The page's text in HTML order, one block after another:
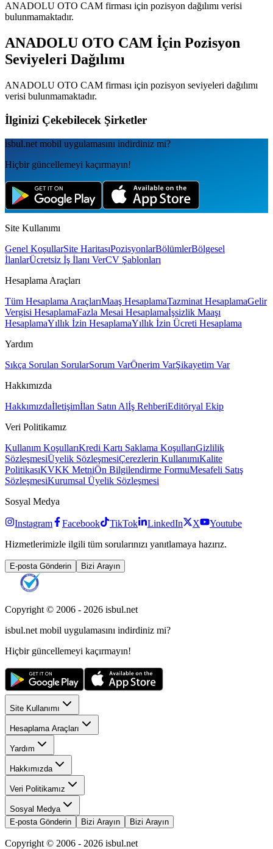
ANADOLU OTO CAM firması için pozisyon dağılımı verisi
bulunmamaktadır.
ANADOLU OTO CAM İçin Pozisyon
Seviyeleri Dağılımı
ANADOLU OTO CAM firması için pozisyon seviyeleri dağılımı
verisi bulunmamaktadır.
İlginizi Çekebilecek Şirketler
isbul.net mobil uygulamаsını indirdiniz mi?
Hiçbir güncellemeyi kaçırmayın!
Site Kullanımı
Genel KoşullarSite HaritasıPozisyonlarBölümlerBölgesel
İlanlarÜcretsiz İş İlanı VerCV Şablonları
Hesaplama Araçları
Tüm Hesaplama AraçlarıMaaş HesaplamaTazminat HesaplamaGelir
Vergisi HesaplamaFazla Mesai Hesaplamaİşsizlik Maaşı
HesaplamaYıllık İzin HesaplamaYıllık İzin Ücreti Hesaplama
Yardım
Sıkça Sorulan SorularSorum VarÖnerim VarŞikayetim Var
Hakkımızda
Hakkımızdaİletişimİlan Satın Alİş RehberiEditöryal Ekip
Veri Politikamız
Kullanım KoşullarıKredi Kartı Saklama KoşullarıGizlilik
SözleşmesiÜyelik SözleşmesiÇerezlerin KullanımıKalite
PolitikasıKVKK MetniÖn Bilgilendirme FormuMesafeli Satış
SözleşmesiKurumsal Üyelik Sözleşmesi
Sosyal Medya
Instagram Facebook TikTok LinkedIn X
Youtube
Hizmetlerimizle ilgili tüm sorularınızı yanıtlamaya hazırız.
E-posta Gönderin Bizi Arayın
Copyright © 2006 - 2026 isbul.net
isbul.net mobil uygulamasını indirdiniz mi?
Hiçbir güncellemeyi kaçırmayın!
Site Kullanımı
Hesaplama Araçları
Yardım
Hakkımızda
Veri Politikamız
Sosyal Medya
E-posta Gönderin
Bizi Arayın Bizi Arayın
Copyright © 2006 - 2026 isbul.net